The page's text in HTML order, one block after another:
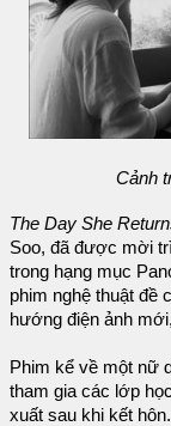
Cảnh
The Day She
Soo, đã được mời
trong hạng mục
phim nghệ thuật đề
hướng điện ảnh
Phim kể về một nữ
tham gia các lớp
xuất sau khi kết hôn.